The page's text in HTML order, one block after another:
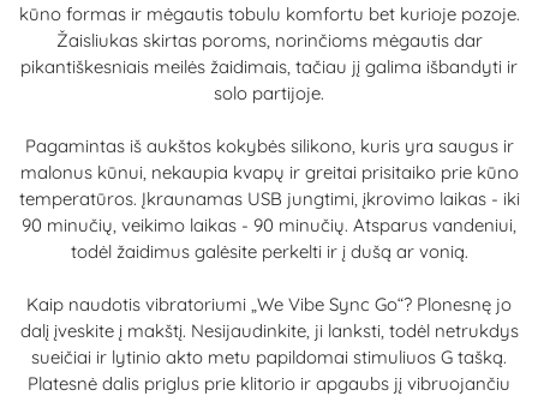
kūno formas ir mėgautis tobulu komfortu bet kurioje pozoje.
Žaisliukas skirtas poroms, norinčioms mėgautis dar
pikantiškesniais meilės žaidimais, tačiau jį galima išbandyti ir
solo partijoje.
Pagamintas iš aukštos kokybės silikono, kuris yra saugus ir
malonus kūnui, nekaupia kvapų ir greitai prisitaiko prie kūno
temperatūros. Įkraunamas USB jungtimi, įkrovimo laikas - iki
90 minučių, veikimo laikas - 90 minučių. Atsparus vandeniui,
todėl žaidimus galėsite perkelti ir į dušą ar vonią.
Kaip naudotis vibratoriumi „We Vibe Sync Go“? Plonesnę jo
dalį įveskite į makštį. Nesijaudinkite, ji lanksti, todėl netrukdys
sueičiai ir lytinio akto metu papildomai stimuliuos G tašką.
Platesnė dalis priglus prie klitorio ir apgaubs jį vibruojančiu